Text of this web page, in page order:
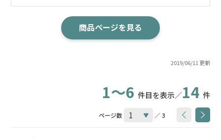
2019/06/11 更新
商品ページを見る
1～6 件目を表示／14 件
ページ数 ／ 3